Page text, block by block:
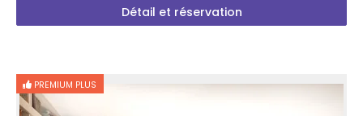
Détail et réservation
PREMIUM PLUS